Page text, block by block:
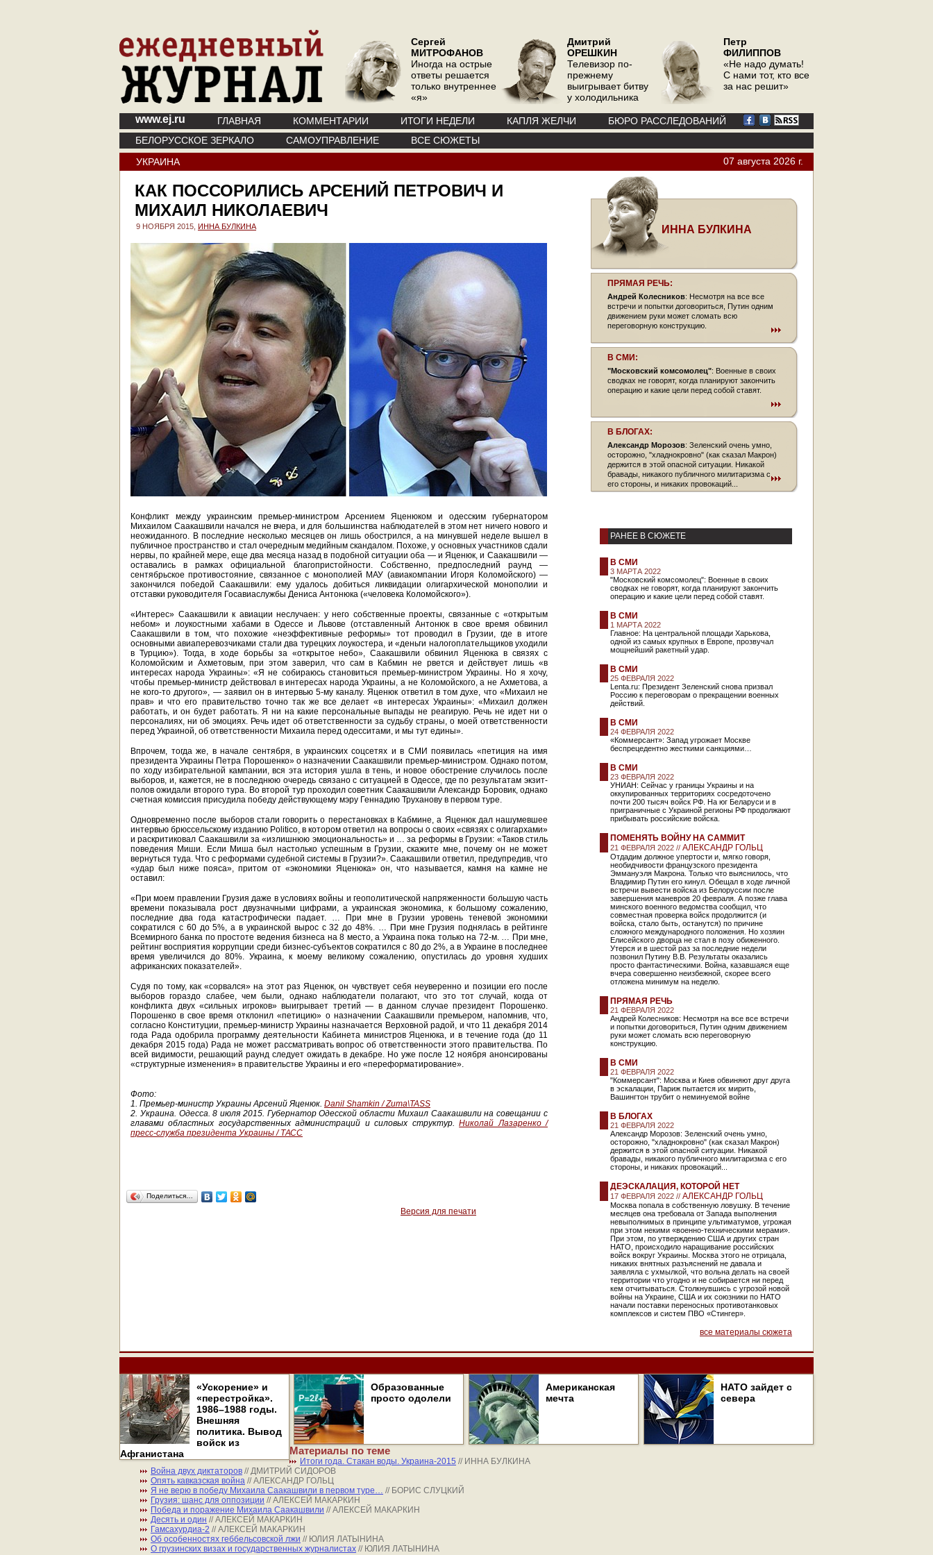
Сергей
МИТРОФАНОВ
Иногда на острые
ответы решается
только внутреннее
«я»
Дмитрий
ОРЕШКИН
Телевизор по-
прежнему
выигрывает битву
у холодильника
Петр
ФИЛИППОВ
«Не надо думать!
С нами тот, кто все
за нас решит»
www.ej.ru ГЛАВНАЯ КОММЕНТАРИИ ИТОГИ НЕДЕЛИ КАПЛЯ ЖЕЛЧИ
БЮРО РАССЛЕДОВАНИЙ
БЕЛОРУССКОЕ ЗЕРКАЛО
САМОУПРАВЛЕНИЕ
ВСЕ СЮЖЕТЫ
УКРАИНА
07 августа 2026 г.
КАК ПОССОРИЛИСЬ АРСЕНИЙ ПЕТРОВИЧ И
МИХАИЛ НИКОЛАЕВИЧ
9 НОЯБРЯ 2015, ИННА БУЛКИНА
Конфликт между украинским премьер-министром Арсением Яценюком и одесским губернатором
Михаилом Саакашвили начался не вчера, и для большинства наблюдателей в этом нет ничего нового и
неожиданного. В последние несколько месяцев он лишь обострился, а на минувшей неделе вышел в
публичное пространство и стал очередным медийным скандалом. Похоже, у основных участников сдали
нервы, по крайней мере, еще два месяца назад в подобной ситуации оба — и Яценюк, и Саакашвили —
оставались в рамках официальной благопристойности. Собственно, предпоследний раунд —
сентябрьское противостояние, связанное с монополией МАУ (авиакомпании Игоря Коломойского) —
закончился победой Саакашвили: ему удалось добиться ликвидации олигархической монополии и
отставки руководителя Госавиаслужбы Дениса Антонюка («человека Коломойского»).
«Интерес» Саакашвили к авиации неслучаен: у него собственные проекты, связанные с «открытым
небом» и лоукостными хабами в Одессе и Львове (отставленный Антонюк в свое время обвинил
Саакашвили в том, что похожие «неэффективные реформы» тот проводил в Грузии, где в итоге
основными авиаперевозчиками стали два турецких лоукостера, и «деньги налогоплательщиков уходили
в Турцию»). Тогда, в ходе борьбы за «открытое небо», Саакашвили обвинил Яценюка в связях с
Коломойским и Ахметовым, при этом заверил, что сам в Кабмин не рвется и действует лишь «в
интересах народа Украины»: «Я не собираюсь становиться премьер-министром Украины. Но я хочу,
чтобы премьер-министр действовал в интересах народа Украины, а не Коломойского, а не Ахметова, а
не кого-то другого», — заявил он в интервью 5-му каналу. Яценюк ответил в том духе, что «Михаил не
прав» и что его правительство точно так же все делает «в интересах Украины»: «Михаил должен
работать, и он будет работать. Я ни на какие персональные выпады не реагирую. Речь не идет ни о
персоналиях, ни об эмоциях. Речь идет об ответственности за судьбу страны, о моей ответственности
перед Украиной, об ответственности Михаила перед одесситами, и мы тут едины».
Впрочем, тогда же, в начале сентября, в украинских соцсетях и в СМИ появилась «петиция на имя
президента Украины Петра Порошенко» о назначении Саакашвили премьер-министром. Однако потом,
по ходу избирательной кампании, вся эта история ушла в тень, и новое обострение случилось после
выборов, и, кажется, не в последнюю очередь связано с ситуацией в Одессе, где по результатам экзит-
полов ожидали второго тура. Во второй тур проходил советник Саакашвили Александр Боровик, однако
счетная комиссия присудила победу действующему мэру Геннадию Труханову в первом туре.
Одновременно после выборов стали говорить о перестановках в Кабмине, а Яценюк дал нашумевшее
интервью брюссельскому изданию Politico, в котором ответил на вопросы о своих «связях с олигархами»
и раскритиковал Саакашвили за «излишнюю эмоциональность» и … за реформы в Грузии: «Таков стиль
поведения Миши. Если Миша был настолько успешным в Грузии, скажите мне, почему он не может
вернуться туда. Что с реформами судебной системы в Грузии?». Саакашвили ответил, предупредив, что
«удар был ниже пояса», притом от «экономики Яценюка» он, что называется, камня на камне не
оставил:
«При моем правлении Грузия даже в условиях войны и геополитической напряженности большую часть
времени показывала рост двузначными цифрами, а украинская экономика, к большому сожалению,
последние два года катастрофически падает. … При мне в Грузии уровень теневой экономики
сократился с 60 до 5%, а в украинской вырос с 32 до 48%. … При мне Грузия поднялась в рейтинге
Всемирного банка по простоте ведения бизнеса на 8 место, а Украина пока только на 72-м. … При мне,
рейтинг восприятия коррупции среди бизнес-субъектов сократился с 80 до 2%, а в Украине в последнее
время увеличился до 80%. Украина, к моему великому сожалению, опустилась до уровня худших
африканских показателей».
Судя по тому, как «сорвался» на этот раз Яценюк, он чувствует себя неуверенно и позиции его после
выборов гораздо слабее, чем были, однако наблюдатели полагают, что это тот случай, когда от
конфликта двух «сильных игроков» выигрывает третий — в данном случае президент Порошенко.
Порошенко в свое время отклонил «петицию» о назначении Саакашвили премьером, напомнив, что,
согласно Конституции, премьер-министр Украины назначается Верховной радой, и что 11 декабря 2014
года Рада одобрила программу деятельности Кабинета министров Яценюка, и в течение года (до 11
декабря 2015 года) Рада не может рассматривать вопрос об ответственности этого правительства. По
всей видимости, решающий раунд следует ожидать в декабре. Но уже после 12 ноября анонсированы
«структурные изменения» в правительстве Украины и его «переформатирование».
Фото:
1. Премьер-министр Украины Арсений Яценюк. Danil Shamkin / Zuma\TASS
2. Украина. Одесса. 8 июля 2015. Губернатор Одесской области Михаил Саакашвили на совещании с
главами областных государственных администраций и силовых структур.Николай Лазаренко /
пресс-служба президента Украины / ТАСС
Поделиться…
Версия для печати
ИННА БУЛКИНА
ПРЯМАЯ РЕЧЬ:
Андрей Колесников: Несмотря на все все
встречи и попытки договориться, Путин одним
движением руки может сломать всю
переговорную конструкцию.
В СМИ:
"Московский комсомолец": Военные в своих
сводках не говорят, когда планируют закончить
операцию и какие цели перед собой ставят.
В БЛОГАХ:
Александр Морозов: Зеленский очень умно,
осторожно, "хладнокровно" (как сказал Макрон)
держится в этой опасной ситуации. Никакой
бравады, никакого публичного милитаризма с
его стороны, и никаких провокаций...
РАНЕЕ В СЮЖЕТЕ
В СМИ
3 МАРТА 2022
"Московский комсомолец": Военные в своих
сводках не говорят, когда планируют закончить
операцию и какие цели перед собой ставят.
В СМИ
1 МАРТА 2022
Главное: На центральной площади Харькова,
одной из самых крупных в Европе, прозвучал
мощнейший ракетный удар.
В СМИ
25 ФЕВРАЛЯ 2022
Lenta.ru: Президент Зеленский снова призвал
Россию к переговорам о прекращении военных
действий.
В СМИ
24 ФЕВРАЛЯ 2022
«Коммерсант»: Запад угрожает Москве
беспрецедентно жесткими санкциями…
В СМИ
23 ФЕВРАЛЯ 2022
УНИАН: Сейчас у границы Украины и на
оккупированных территориях сосредоточено
почти 200 тысяч войск РФ. На юг Беларуси и в
приграничные с Украиной регионы РФ продолжают
прибывать российские войска.
ПОМЕНЯТЬ ВОЙНУ НА САММИТ
21 ФЕВРАЛЯ 2022 // АЛЕКСАНДР ГОЛЬЦ
Отдадим должное упертости и, мягко говоря,
необидчивости французского президента
Эммануэля Макрона. Только что выяснилось, что
Владимир Путин его кинул. Обещал в ходе личной
встречи вывести войска из Белоруссии после
завершения маневров 20 февраля. А позже глава
минского военного ведомства сообщил, что
совместная проверка войск продолжится (и
войска, стало быть, останутся) по причине
сложного международного положения. Но хозяин
Елисейского дворца не стал в позу обиженного.
Утерся и в шестой раз за последние недели
позвонил Путину В.В. Результаты оказались
просто фантастическими. Война, казавшаяся еще
вчера совершенно неизбежной, скорее всего
отложена минимум на неделю.
ПРЯМАЯ РЕЧЬ
21 ФЕВРАЛЯ 2022
Андрей Колесников: Несмотря на все все встречи
и попытки договориться, Путин одним движением
руки может сломать всю переговорную
конструкцию.
В СМИ
21 ФЕВРАЛЯ 2022
"Коммерсант": Москва и Киев обвиняют друг друга
в эскалации, Париж пытается их мирить,
Вашингтон трубит о неминуемой войне
В БЛОГАХ
21 ФЕВРАЛЯ 2022
Александр Морозов: Зеленский очень умно,
осторожно, "хладнокровно" (как сказал Макрон)
держится в этой опасной ситуации. Никакой
бравады, никакого публичного милитаризма с его
стороны, и никаких провокаций...
ДЕЭСКАЛАЦИЯ, КОТОРОЙ НЕТ
17 ФЕВРАЛЯ 2022 // АЛЕКСАНДР ГОЛЬЦ
Москва попала в собственную ловушку. В течение
месяцев она требовала от Запада выполнения
невыполнимых в принципе ультиматумов, угрожая
при этом некими «военно-техническими мерами».
При этом, по утверждению США и других стран
НАТО, происходило наращивание российских
войск вокруг Украины. Москва этого не отрицала,
никаких внятных разъяснений не давала и
заявляла с ухмылкой, что вольна делать на своей
территории что угодно и не собирается ни перед
кем отчитываться. Столкнувшись с угрозой новой
войны на Украине, США и их союзники по НАТО
начали поставки переносных противотанковых
комплексов и систем ПВО «Стингер».
все материалы сюжета
«Ускорение» и
«перестройка».
1986–1988 годы.
Внешняя
политика. Вывод
войск из
Афганистана
Образованные
просто одолели
Американская
мечта
НАТО зайдет с
севера
Материалы по теме
Итоги года. Стакан воды. Украина-2015 // ИННА БУЛКИНА
Война двух диктаторов // ДМИТРИЙ СИДОРОВ
Опять кавказская война // АЛЕКСАНДР ГОЛЬЦ
Я не верю в победу Михаила Саакашвили в первом туре… // БОРИС СЛУЦКИЙ
Грузия: шанс для оппозиции // АЛЕКСЕЙ МАКАРКИН
Победа и поражение Михаила Саакашвили // АЛЕКСЕЙ МАКАРКИН
Десять и один // АЛЕКСЕЙ МАКАРКИН
Гамсахурдиа-2 // АЛЕКСЕЙ МАКАРКИН
Об особенностях геббельсовской лжи // ЮЛИЯ ЛАТЫНИНА
О грузинских визах и государственных журналистах // ЮЛИЯ ЛАТЫНИНА